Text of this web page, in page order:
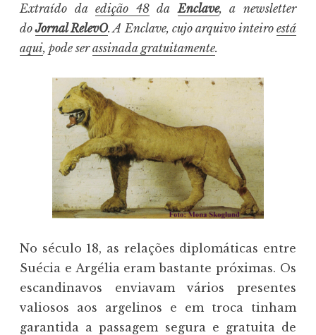
Extraído daedição 48da Enclave, a newsletter
doJornal RelevO. A Enclave, cujo arquivo inteiro está
aqui, pode serassinada gratuitamente.
No século 18, as relações diplomáticas entre
Suécia e Argélia eram bastante próximas. Os
escandinavos enviavam vários presentes
valiosos aos argelinos e em troca tinham
garantida a passagem segura e gratuita de